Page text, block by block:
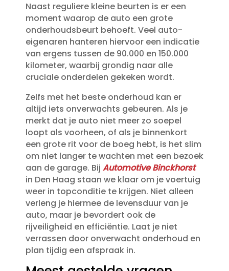
Naast reguliere kleine beurten is er een
moment waarop de auto een grote
onderhoudsbeurt behoeft.​ Veel auto-
eigenaren hanteren hiervoor een indicatie
van ergens tussen de 90.​000 en 150.​000
kilometer, waarbij grondig naar alle
cruciale onderdelen gekeken wordt.​
Zelfs met het beste onderhoud kan er
altijd iets onverwachts gebeuren.​ Als je
merkt dat je auto niet meer zo soepel
loopt als voorheen, of als je binnenkort
een grote rit voor de boeg hebt, is het slim
om niet langer te wachten met een bezoek
aan de garage.​ Bij Automotive Binckhorst
in Den Haag staan we klaar om je voertuig
weer in topconditie te krijgen.​ Niet alleen
verleng je hiermee de levensduur van je
auto, maar je bevordert ook de
rijveiligheid en efficiëntie.​ Laat je niet
verrassen door onverwacht onderhoud en
plan tijdig een afspraak in.​